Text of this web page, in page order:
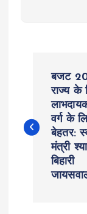
s
बजट
राज्य के
वर्ग के
बेहतर:
मंत्री
बिहारी